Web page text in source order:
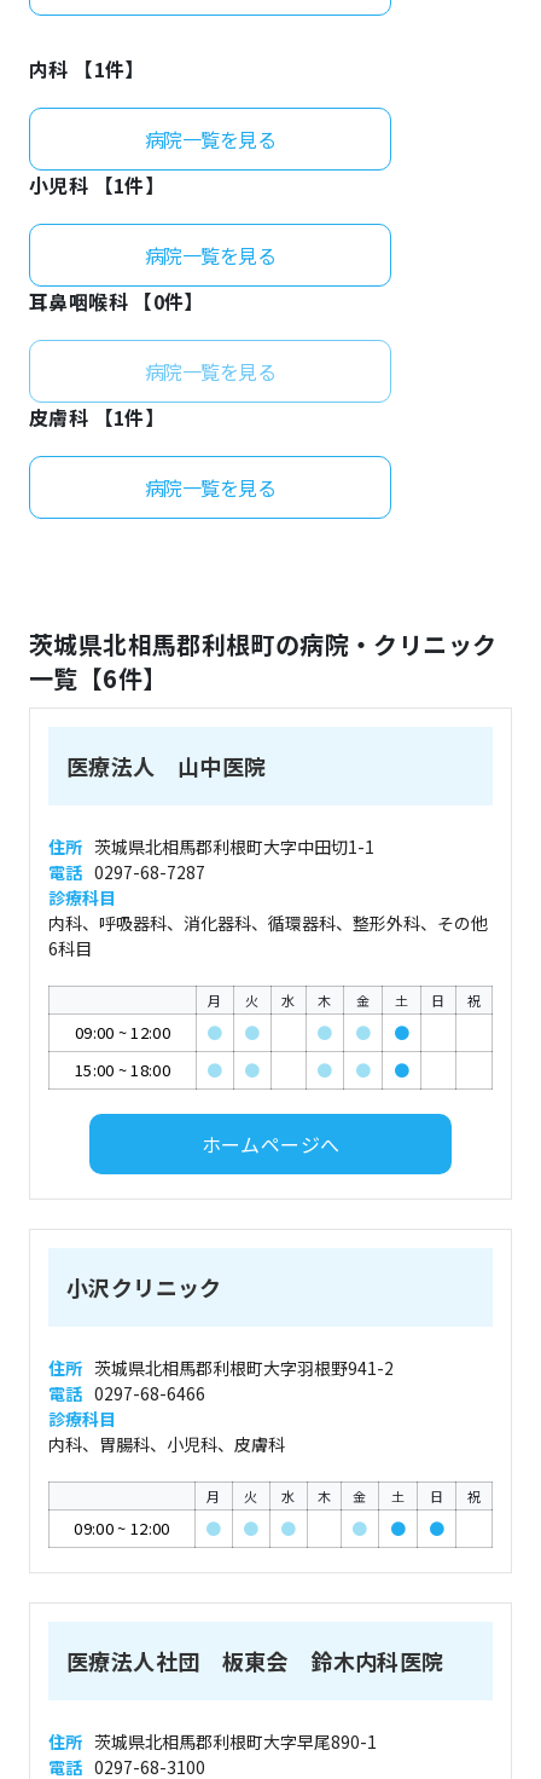
内科 【1件】
病院一覧を見る
小児科 【1件】
病院一覧を見る
耳鼻咽喉科 【0件】
病院一覧を見る
皮膚科 【1件】
病院一覧を見る
茨城県北相馬郡利根町の病院・クリニック
一覧【6件】
医療法人 山中医院
住所 茨城県北相馬郡利根町大字中田切1-1
電話 0297-68-7287
診療科目
内科、呼吸器科、消化器科、循環器科、整形外科、その他
6科目
月 火 水 木 金 土 日 祝
09:00 ~12:00 ● ● ● ●
●
15:00 ~18:00 ● ● ● ● ●
ホームページへ
小沢クリニック
住所 茨城県北相馬郡利根町大字羽根野941-2
電話 0297-68-6466
診療科目
内科、胃腸科、小児科、皮膚科
月 火 水 木 金 土 日 祝
09:00~ 12:00 ● ● ● ● ● ●
医療法人社団 板東会 鈴木内科医院
住所 茨城県北相馬郡利根町大字早尾890-1
電話 0297-68-3100